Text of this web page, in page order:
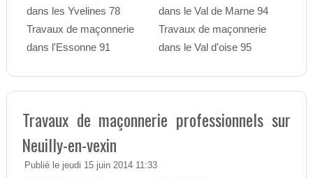
dans les Yvelines 78
Travaux de maçonnerie
dans l'Essonne 91
dans le Val de Marne 94
Travaux de maçonnerie
dans le Val d'oise 95
Travaux de maçonnerie professionnels sur
Neuilly-en-vexin
Publié le jeudi 15 juin 2014 11:33